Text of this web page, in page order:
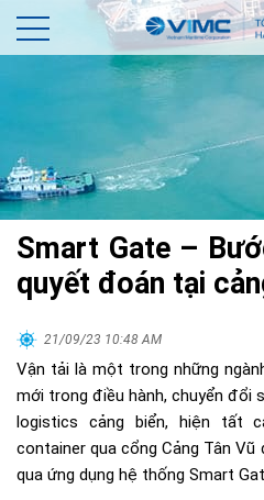
Smart Gate –
quyết đoán tại
21/09/23 10:48 AM
Vận tải là một trong những
mới trong điều hành, chuyển đổi
logistics cảng biển, hiện tất
container qua cổng Cảng Tân
qua ứng dụng hệ thống Smart